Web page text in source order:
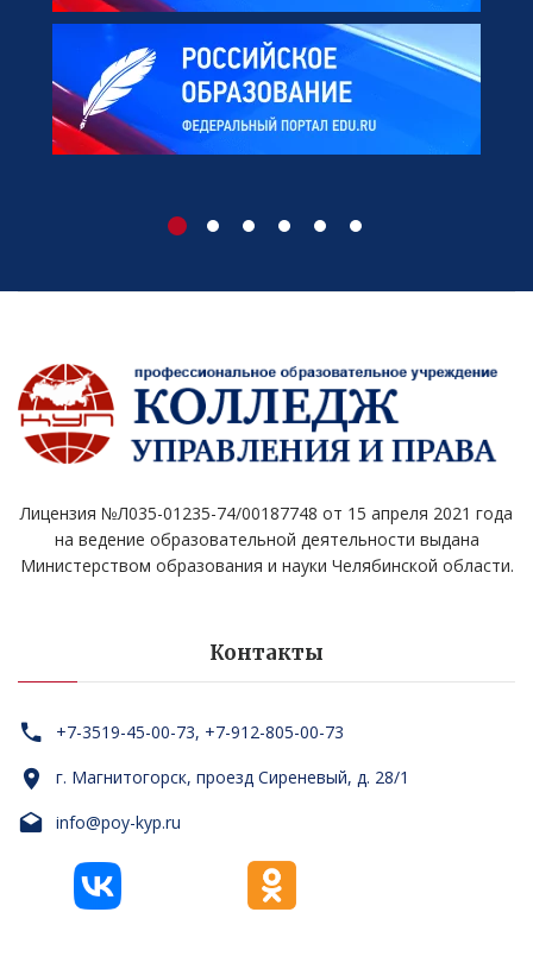
Лицензия №Л035-01235-74/00187748 от 15 апреля 2021 года
на ведение образовательной деятельности выдана
Министерством образования и науки Челябинской области.
Контакты
+7-3519-45-00-73, +7-912-805-00-73
г. Магнитогорск, проезд Сиреневый, д. 28/1
info@poy-kyp.ru